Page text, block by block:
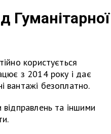
Гуманітарної
користується
з 2014 року і дає
вантажі безоплатно.
та іншими